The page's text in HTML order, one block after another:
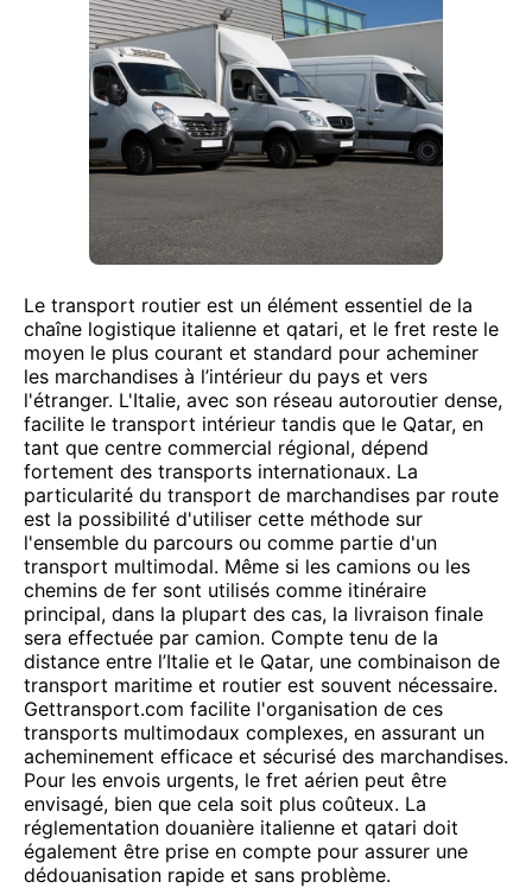
Le transport routier est un élément essentiel de la
chaîne logistique italienne et qatari, et le fret reste le
moyen le plus courant et standard pour acheminer
les marchandises à l’intérieur du pays et vers
l'étranger. L'Italie, avec son réseau autoroutier dense,
facilite le transport intérieur tandis que le Qatar, en
tant que centre commercial régional, dépend
fortement des transports internationaux. La
particularité du transport de marchandises par route
est la possibilité d'utiliser cette méthode sur
l'ensemble du parcours ou comme partie d'un
transport multimodal. Même si les camions ou les
chemins de fer sont utilisés comme itinéraire
principal, dans la plupart des cas, la livraison finale
sera effectuée par camion. Compte tenu de la
distance entre l’Italie et le Qatar, une combinaison de
transport maritime et routier est souvent nécessaire.
Gettransport.com facilite l'organisation de ces
transports multimodaux complexes, en assurant un
acheminement efficace et sécurisé des marchandises.
Pour les envois urgents, le fret aérien peut être
envisagé, bien que cela soit plus coûteux. La
réglementation douanière italienne et qatari doit
également être prise en compte pour assurer une
dédouanisation rapide et sans problème.